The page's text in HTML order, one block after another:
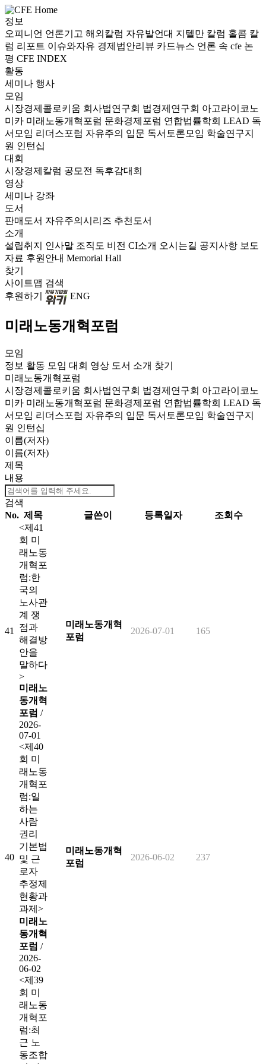
정보
오피니언 언론기고 해외칼럼 자유발언대 지텔만 칼럼 홀콤 칼
럼 리포트 이슈와자유 경제법안리뷰 카드뉴스 언론 속 cfe 논
평 CFE INDEX
활동
세미나 행사
모임
시장경제콜로키움 회사법연구회 법경제연구회 아고라이코노
미카 미래노동개혁포럼 문화경제포럼 연합법률학회 LEAD 독
서모임 리더스포럼 자유주의 입문 독서토론모임 학술연구지
원 인턴십
대회
시장경제칼럼 공모전 독후감대회
영상
세미나 강좌
도서
판매도서 자유주의시리즈 추천도서
소개
설립취지 인사말 조직도 비전 CI소개 오시는길 공지사항 보도
자료 후원안내 Memorial Hall
찾기
사이트맵 검색
후원하기
ENG
미래노동개혁포럼
모임
정보 활동 모임 대회 영상 도서 소개 찾기
미래노동개혁포럼
시장경제콜로키움 회사법연구회 법경제연구회 아고라이코노
미카 미래노동개혁포럼 문화경제포럼 연합법률학회 LEAD 독
서모임 리더스포럼 자유주의 입문 독서토론모임 학술연구지
원 인턴십
이름(저자)
이름(저자)
제목
내용
검색
No. 제목 글쓴이 등록일자 조회수
41
<제41
회 미
래노동
개혁포
럼:한
국의
노사관
계 쟁
점과
해결방
안을
말하다
>
미래노
동개혁
포럼 /
2026-
07-01
미래노동개혁
포럼
2026-07-01 165
40
<제40
회 미
래노동
개혁포
럼:일
하는
사람
권리
기본법
및 근
로자
추정제
현황과
과제>
미래노
동개혁
포럼 /
2026-
06-02
미래노동개혁
포럼
2026-06-02 237
<제39
회 미
래노동
개혁포
럼:최
근 노
동조합